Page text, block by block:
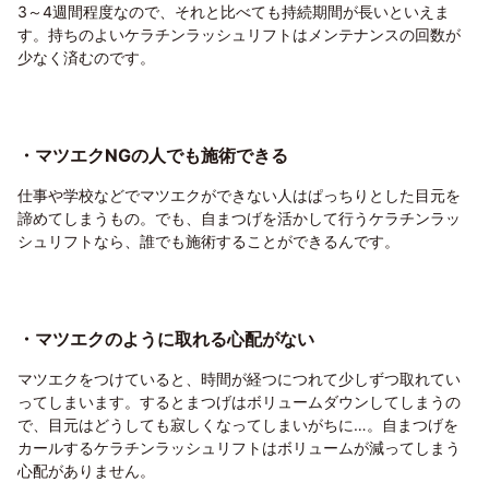
3～4週間程度なので、それと比べても持続期間が長いといえま
す。持ちのよいケラチンラッシュリフトはメンテナンスの回数が
少なく済むのです。
・マツエクNGの人でも施術できる
仕事や学校などでマツエクができない人はぱっちりとした目元を
諦めてしまうもの。でも、自まつげを活かして行うケラチンラッ
シュリフトなら、誰でも施術することができるんです。
・マツエクのように取れる心配がない
マツエクをつけていると、時間が経つにつれて少しずつ取れてい
ってしまいます。するとまつげはボリュームダウンしてしまうの
で、目元はどうしても寂しくなってしまいがちに…。自まつげを
カールするケラチンラッシュリフトはボリュームが減ってしまう
心配がありません。